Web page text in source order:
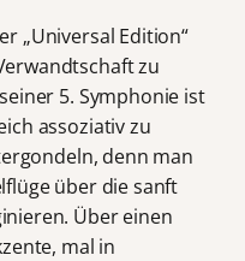
„Universal Edition“
zu
5. Symphonie ist
assoziativ zu
denn man
über die sanft
Über einen
mal in